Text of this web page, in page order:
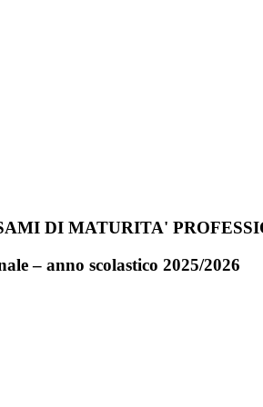
DI MATURITA'
– anno scolastico 2025/2026